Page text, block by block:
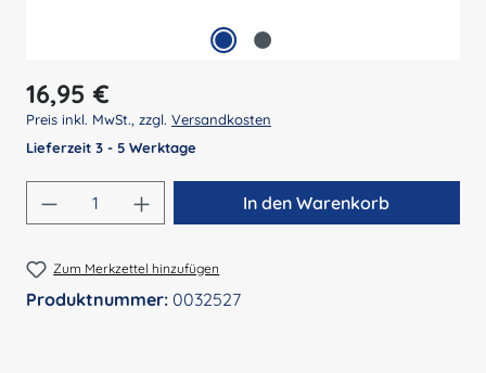
Regulärer Preis:
16,95 €
Preis inkl. MwSt., zzgl. Versandkosten
Lieferzeit 3 - 5 Werktage
Produkt Anzahl: Gib den gewünschten
In den Warenkorb
Zum Merkzettel hinzufügen
Produktnummer: 0032527